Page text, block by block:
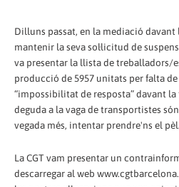
Dilluns passat, en la mediació davant
mantenir la seva sol·licitud de
va presentar la llista de treballadors/
producció de 5957 unitats per falta
“impossibilitat de resposta” davant
deguda a la vaga de transportistes
vegada més, intentar prendre'ns el pèl.
La CGT vam presentar un
descarregar al web